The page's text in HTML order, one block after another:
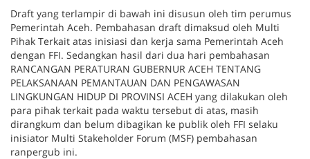
Draft yang terlampir di bawah ini disusun oleh tim perumus
Pemerintah Aceh. Pembahasan draft dimaksud oleh Multi
Pihak Terkait atas inisiasi dan kerja sama Pemerintah Aceh
dengan FFI. Sedangkan hasil dari dua hari pembahasan
RANCANGAN PERATURAN GUBERNUR ACEH TENTANG
PELAKSANAAN PEMANTAUAN DAN PENGAWASAN
LINGKUNGAN HIDUP DI PROVINSI ACEH yang dilakukan oleh
para pihak terkait pada waktu tersebut di atas, masih
dirangkum dan belum dibagikan ke publik oleh FFI selaku
inisiator Multi Stakeholder Forum (MSF) pembahasan
ranpergub ini.